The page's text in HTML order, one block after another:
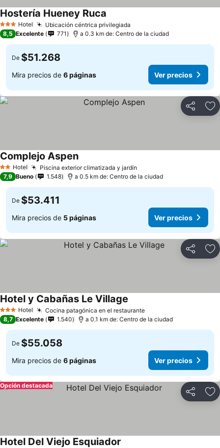
3 Estrellas
Hotel Ubicación céntrica privilegiada
Hostería Hueney Ruca
8,5 Excelente 771 a 0.3 km de: Centro de la ciudad
De $51.268
Mira precios de 6 páginas Ver precios
Compartir
2 Estrellas
Hotel Piscina exterior climatizada y jardín
Complejo Aspen
7,9 Bueno 1.548 a 0.5 km de: Centro de la ciudad
De $53.411
Mira precios de 5 páginas Ver precios
Compartir
3 Estrellas
Hotel Cocina patagónica en el restaurante
Hotel y Cabañas Le Village
8,7 Excelente 1.540 a 0.1 km de: Centro de la ciudad
De $55.058
Mira precios de 6 páginas Ver precios
Compartir
Opción destacada
Hotel Del Viejo Esquiador